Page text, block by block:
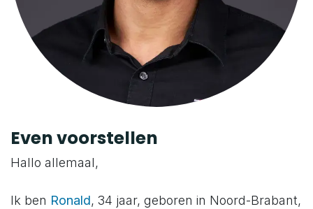
Even voorstellen
Hallo allemaal,
Ik ben Ronald, 34 jaar, geboren in Noord-Brabant,